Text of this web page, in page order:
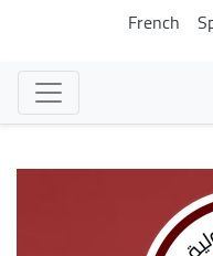
French